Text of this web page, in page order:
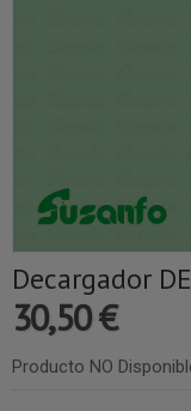
Decargador
30,50 €
Producto NO